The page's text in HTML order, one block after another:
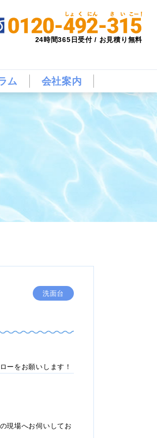
24時間365日受付 / お見積り無料
ム 会社案内
洗面台
ーをお願いします！
現場へお伺いしてお